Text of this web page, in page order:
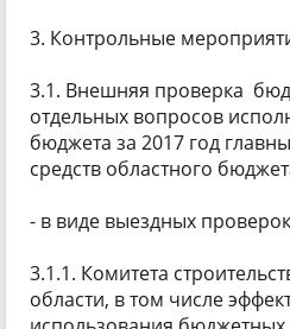
3. Контрольные
3.1. Внешняя проверка
отдельных вопросов
бюджета за 2017 год
средств областного
- в виде выездных
3.1.1. Комитета
области, в том числе